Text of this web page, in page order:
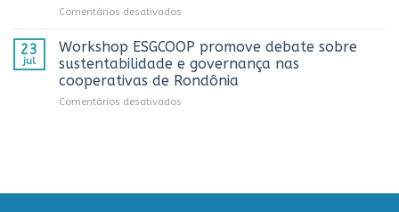
Caminhoneiro
promovida
pela
Cooperativa
Comentários desativados
OCB/RO
recebe
representantes
do
Conecta
23
jul
Workshop ESGCOOP promove debate sobre
sustentabilidade e governança nas
cooperativas de Rondônia
Comentários desativados
sustentabilidade